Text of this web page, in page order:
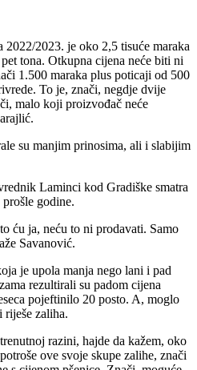
2022/2023. je oko 2,5 tisuće maraka
tona. Otkupna cijena neće biti ni
1.500 maraka plus poticaji od 500
To je, znači, negdje dvije
malo koji proizvođač neće
su manjim prinosima, ali i slabijim
Laminci kod Gradiške smatra
godine.
ću ja, neću to ni prodavati. Samo
Savanović.
je upola manja nego lani i pad
rezultirali su padom cijena
pojeftinilo 20 posto. A, moglo
zaliha.
razini, hajde da kažem, oko
ove svoje skupe zalihe, znači